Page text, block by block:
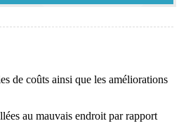
de coûts ainsi que les améliorations
au mauvais endroit par rapport